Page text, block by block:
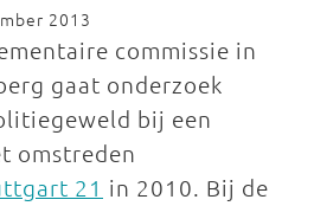
2013
commissie in
gaat onderzoek
bij een
omstreden
21 in 2010. Bij de